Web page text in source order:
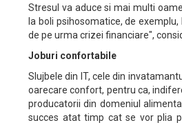
Stresul va aduce si mai multi
la boli psihosomatice, de
de pe urma crizei financiare",
Joburi confortabile
Slujbele din IT, cele din
oarecare confort, pentru ca,
producatorii din domeniul
succes atat timp cat se vor plia